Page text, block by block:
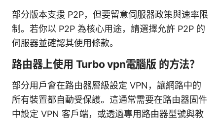
部分版本支援 P2P，但要留意伺服器政策與速率限
制。若你以 P2P 為核心用途，請選擇允許 P2P 的
伺服器並確認其使用條款。
路由器上使用 Turbo vpn電腦版 的方法？
部分用戶會在路由器層級設定 VPN，讓網路中的
所有裝置都自動受保護。這通常需要在路由器固件
中設定 VPN 客戶端，或透過專用路由器型號與教